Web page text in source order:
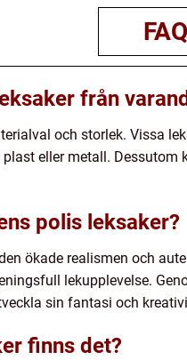
FAQ
från
och storlek. Vissa
eller metall.
polis leksaker?
ökade realismen och
lekupplevelse.
sin fantasi och
finns det?